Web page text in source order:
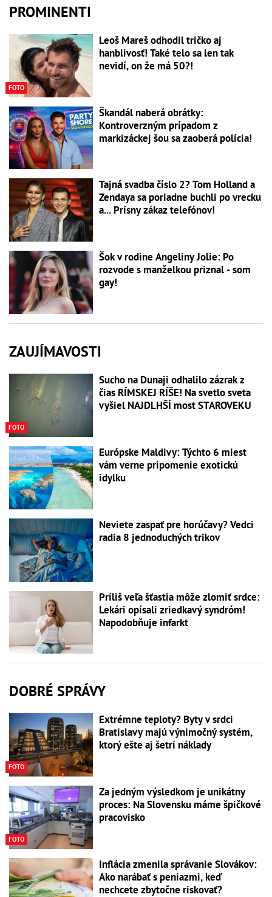
PROMINENTI
FOTO
Leoš Mareš odhodil tričko aj
hanblivosť! Také telo sa len tak
nevidí, on že má 50?!
Škandál naberá obrátky:
Kontroverzným prípadom z
markizáckej šou sa zaoberá polícia!
Tajná svadba číslo 2? Tom Holland a
Zendaya sa poriadne buchli po vrecku
a... Prísny zákaz telefónov!
Šok v rodine Angeliny Jolie: Po
rozvode s manželkou priznal - som
gay!
ZAUJÍMAVOSTI
FOTO
Sucho na Dunaji odhalilo zázrak z
čias RÍMSKEJ RÍŠE! Na svetlo sveta
vyšiel NAJDLHŠÍ most STAROVEKU
Európske Maldivy: Týchto 6 miest
vám verne pripomenie exotickú
idylku
Neviete zaspať pre horúčavy? Vedci
radia 8 jednoduchých trikov
Príliš veľa šťastia môže zlomiť srdce:
Lekári opísali zriedkavý syndróm!
Napodobňuje infarkt
DOBRÉ SPRÁVY
FOTO
Extrémne teploty? Byty v srdci
Bratislavy majú výnimočný systém,
ktorý ešte aj šetrí náklady
FOTO
Za jedným výsledkom je unikátny
proces: Na Slovensku máme špičkové
pracovisko
Inflácia zmenila správanie Slovákov:
Ako narábať s peniazmi, keď
nechcete zbytočne riskovať?